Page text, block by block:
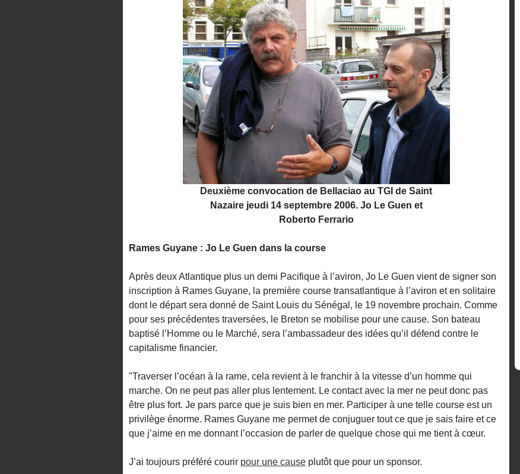
Deuxième convocation de Bellaciao au TGI de Saint
Nazaire jeudi 14 septembre 2006. Jo Le Guen et
Roberto Ferrario
Rames Guyane : Jo Le Guen dans la course
Après deux Atlantique plus un demi Pacifique à l’aviron, Jo Le Guen vient de signer son
inscription à Rames Guyane, la première course transatlantique à l’aviron et en solitaire
dont le départ sera donné de Saint Louis du Sénégal, le 19 novembre prochain. Comme
pour ses précédentes traversées, le Breton se mobilise pour une cause. Son bateau
baptisé l’Homme ou le Marché, sera l’ambassadeur des idées qu’il défend contre le
capitalisme financier.
"Traverser l’océan à la rame, cela revient à le franchir à la vitesse d’un homme qui
marche. On ne peut pas aller plus lentement. Le contact avec la mer ne peut donc pas
être plus fort. Je pars parce que je suis bien en mer. Participer à une telle course est un
privilège énorme. Rames Guyane me permet de conjuguer tout ce que je sais faire et ce
que j’aime en me donnant l’occasion de parler de quelque chose qui me tient à cœur.
J’ai toujours préféré courir pour une cause plutôt que pour un sponsor.